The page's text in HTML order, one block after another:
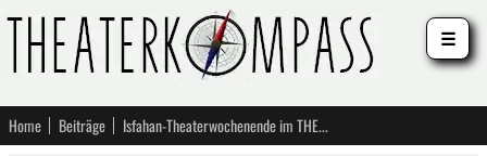
Home Beiträge Isfahan-Theaterwochenende im THEATER FREIBURG
☰